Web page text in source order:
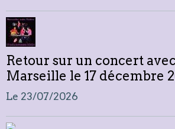
Retour sur un concert
Marseille le 17 décembre
Le 23/07/2026